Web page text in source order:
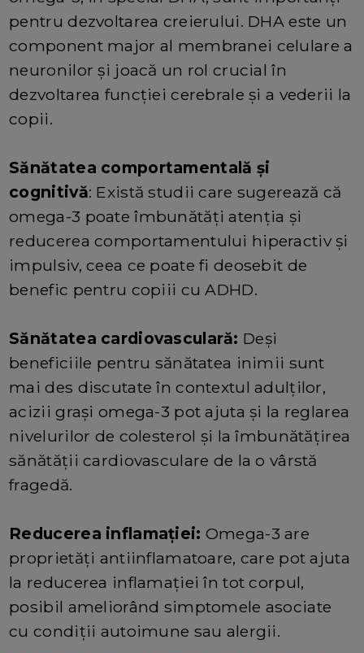
pentru dezvoltarea creierului. DHA este un
component major al membranei celulare a
neuronilor și joacă un rol crucial în
dezvoltarea funcției cerebrale și a vederii la
copii.
Sănătatea comportamentală și
cognitivă: Există studii care sugerează că
omega-3 poate îmbunătăți atenția și
reducerea comportamentului hiperactiv și
impulsiv, ceea ce poate fi deosebit de
benefic pentru copiii cu ADHD.
Sănătatea cardiovasculară: Deși
beneficiile pentru sănătatea inimii sunt
mai des discutate în contextul adulților,
acizii grași omega-3 pot ajuta și la reglarea
nivelurilor de colesterol și la îmbunătățirea
sănătății cardiovasculare de la o vârstă
fragedă.
Reducerea inflamației: Omega-3 are
proprietăți antiinflamatoare, care pot ajuta
la reducerea inflamației în tot corpul,
posibil ameliorând simptomele asociate
cu condiții autoimune sau alergii.